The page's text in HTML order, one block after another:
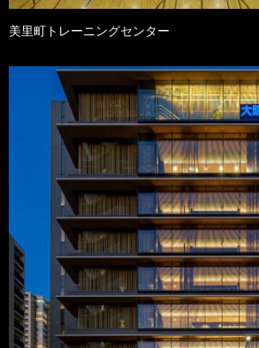
美里町トレーニングセンター